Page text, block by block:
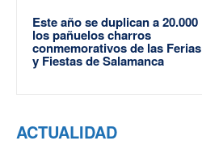
Este año se duplican a 20.000
los pañuelos charros
conmemorativos de las Ferias
y Fiestas de Salamanca
ACTUALIDAD